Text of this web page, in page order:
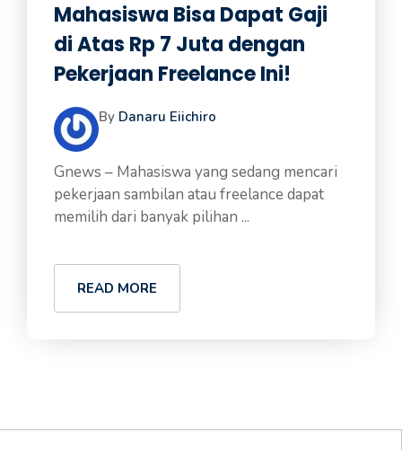
Mahasiswa Bisa Dapat Gaji
di Atas Rp 7 Juta dengan
Pekerjaan Freelance Ini!
By Danaru Eiichiro
Gnews – Mahasiswa yang sedang mencari
pekerjaan sambilan atau freelance dapat
memilih dari banyak pilihan ...
READ MORE